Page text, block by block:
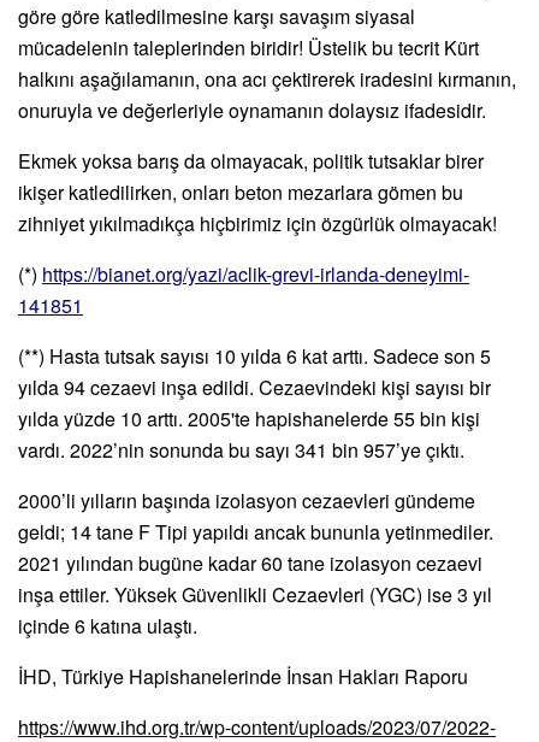
göre göre katledilmesine karşı savaşım siyasal
mücadelenin taleplerinden biridir! Üstelik bu tecrit Kürt
halkını aşağılamanın, ona acı çektirerek iradesini kırmanın,
onuruyla ve değerleriyle oynamanın dolaysız ifadesidir.
Ekmek yoksa barış da olmayacak, politik tutsaklar birer
ikişer katledilirken, onları beton mezarlara gömen bu
zihniyet yıkılmadıkça hiçbirimiz için özgürlük olmayacak!
(*) https://bianet.org/yazi/aclik-grevi-irlanda-deneyimi-
141851
(**) Hasta tutsak sayısı 10 yılda 6 kat arttı. Sadece son 5
yılda 94 cezaevi inşa edildi. Cezaevindeki kişi sayısı bir
yılda yüzde 10 arttı. 2005'te hapishanelerde 55 bin kişi
vardı. 2022’nin sonunda bu sayı 341 bin 957’ye çıktı.
2000’li yılların başında izolasyon cezaevleri gündeme
geldi; 14 tane F Tipi yapıldı ancak bununla yetinmediler.
2021 yılından bugüne kadar 60 tane izolasyon cezaevi
inşa ettiler. Yüksek Güvenlikli Cezaevleri (YGC) ise 3 yıl
içinde 6 katına ulaştı.
İHD, Türkiye Hapishanelerinde İnsan Hakları Raporu
https://www.ihd.org.tr/wp-content/uploads/2023/07/2022-